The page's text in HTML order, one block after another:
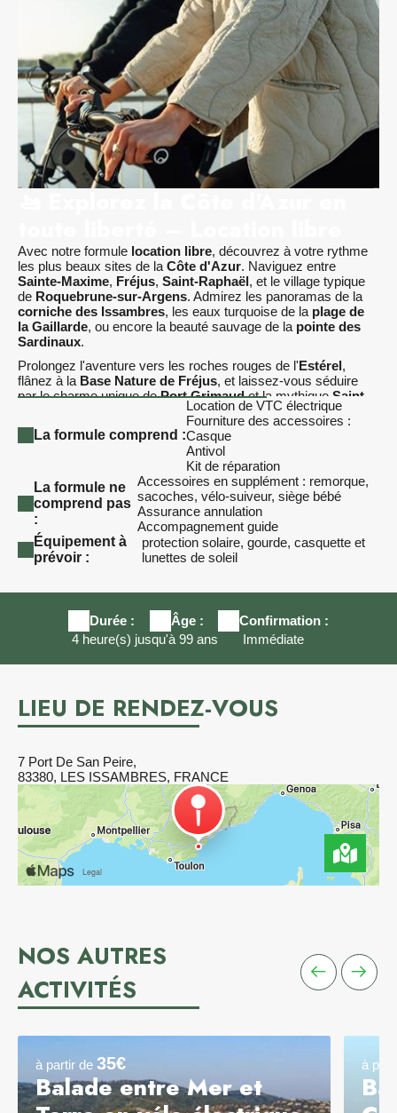
Avec notre formule location libre, découvrez à votre rythme
les plus beaux sites de la Côte d'Azur. Naviguez entre
Sainte-Maxime, Fréjus, Saint-Raphaël, et le village typique
de Roquebrune-sur-Argens. Admirez les panoramas de la
corniche des Issambres, les eaux turquoise de la plage de
la Gaillarde, ou encore la beauté sauvage de la pointe des
Sardinaux.
Prolongez l'aventure vers les roches rouges de l'Estérel,
flânez à la Base Nature de Fréjus, et laissez-vous séduire
par le charme unique dePort Grimaudet la mythique Saint-
Une escapade sur-mesure au cœur du
, entre criques secrètes, villages provençaux et
paysages méditerranéens à couper le souffle.
La formule comprend :
Location de VTC électrique
Fourniture des accessoires :
Casque
Antivol
La formule ne
comprend pas
:
Accessoires en supplément : remorque,
sacoches, vélo-suiveur, siège bébé
Assurance annulation
Équipement à
prévoir :
protection solaire, gourde, casquette et
lunettes de soleil
Durée :
4 heure(s)
Âge :
jusqu'à 99 ans
Confirmation :
Immédiate
LIEU DE RENDEZ-VOUS
7 Port De San Peire,
83380, LES ISSAMBRES, FRANCE
NOS AUTRES
ACTIVITÉS
à partir de 35€
Balade entre Mer et
à